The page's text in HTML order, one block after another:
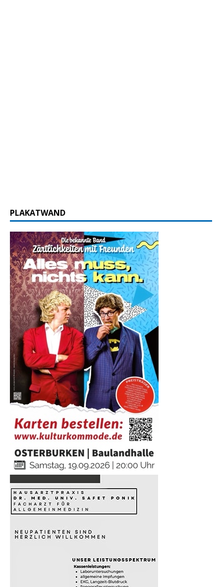
PLAKATWAND